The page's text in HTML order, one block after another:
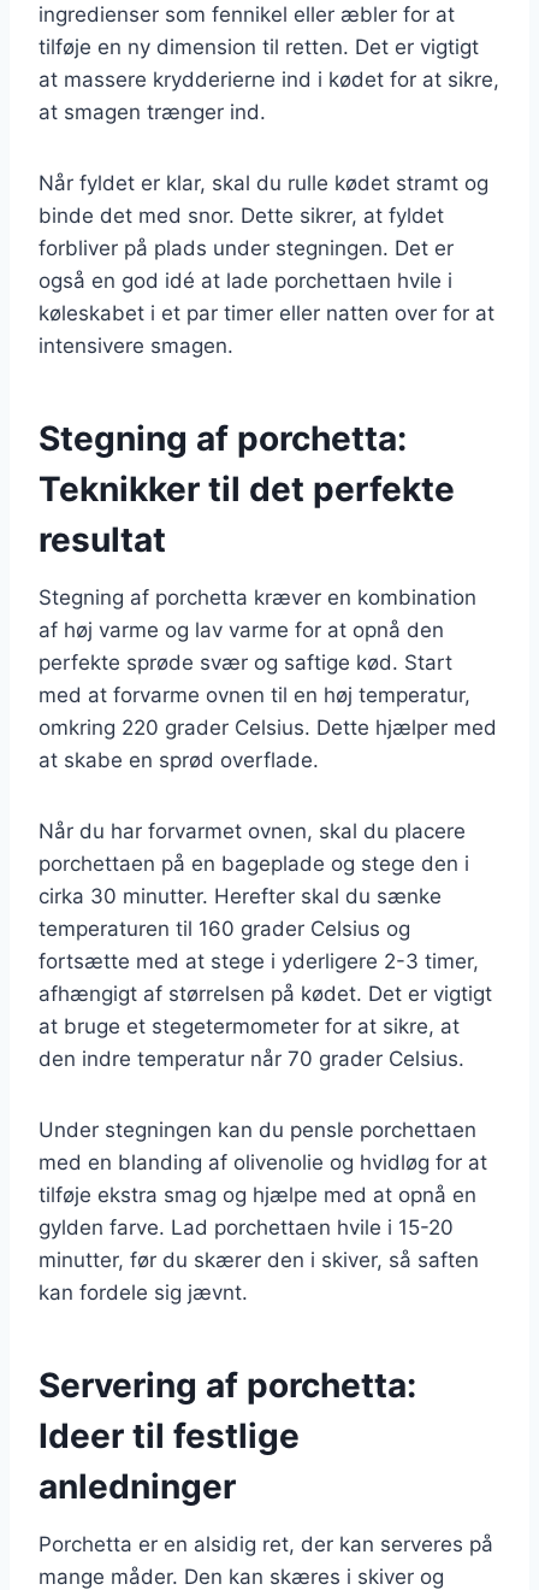
ingredienser som fennikel eller æbler for at
tilføje en ny dimension til retten. Det er vigtigt
at massere krydderierne ind i kødet for at sikre,
at smagen trænger ind.
Når fyldet er klar, skal du rulle kødet stramt og
binde det med snor. Dette sikrer, at fyldet
forbliver på plads under stegningen. Det er
også en god idé at lade porchettaen hvile i
køleskabet i et par timer eller natten over for at
intensivere smagen.
Stegning af porchetta:
Teknikker til det perfekte
resultat
Stegning af porchetta kræver en kombination
af høj varme og lav varme for at opnå den
perfekte sprøde svær og saftige kød. Start
med at forvarme ovnen til en høj temperatur,
omkring 220 grader Celsius. Dette hjælper med
at skabe en sprød overflade.
Når du har forvarmet ovnen, skal du placere
porchettaen på en bageplade og stege den i
cirka 30 minutter. Herefter skal du sænke
temperaturen til 160 grader Celsius og
fortsætte med at stege i yderligere 2-3 timer,
afhængigt af størrelsen på kødet. Det er vigtigt
at bruge et stegetermometer for at sikre, at
den indre temperatur når 70 grader Celsius.
Under stegningen kan du pensle porchettaen
med en blanding af olivenolie og hvidløg for at
tilføje ekstra smag og hjælpe med at opnå en
gylden farve. Lad porchettaen hvile i 15-20
minutter, før du skærer den i skiver, så saften
kan fordele sig jævnt.
Servering af porchetta:
Ideer til festlige
anledninger
Porchetta er en alsidig ret, der kan serveres på
mange måder. Den kan skæres i skiver og